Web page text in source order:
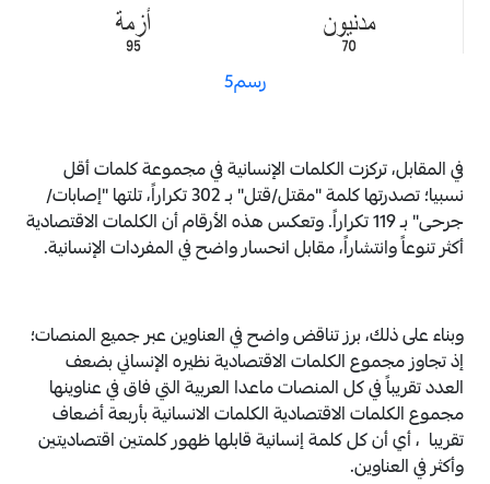
رسم5
في المقابل، تركزت الكلمات الإنسانية في مجموعة كلمات أقل
نسبيا؛ تصدرتها كلمة "مقتل/قتل" بـ 302 تكراراً، تلتها "إصابات/
جرحى" بـ 119 تكراراً. وتعكس هذه الأرقام أن الكلمات الاقتصادية
أكثر تنوعاً وانتشاراً، مقابل انحسار واضح في المفردات الإنسانية.
وبناء على ذلك، برز تناقض واضح في العناوين عبر جميع المنصات؛
إذ تجاوز مجموع الكلمات الاقتصادية نظيره الإنساني بضعف
العدد تقريباً في كل المنصات ماعدا العربية التي فاق في عناوينها
مجموع الكلمات الاقتصادية الكلمات الانسانية بأربعة أضعاف
تقريبا ، أي أن كل كلمة إنسانية قابلها ظهور كلمتين اقتصاديتين
وأكثر في العناوين.